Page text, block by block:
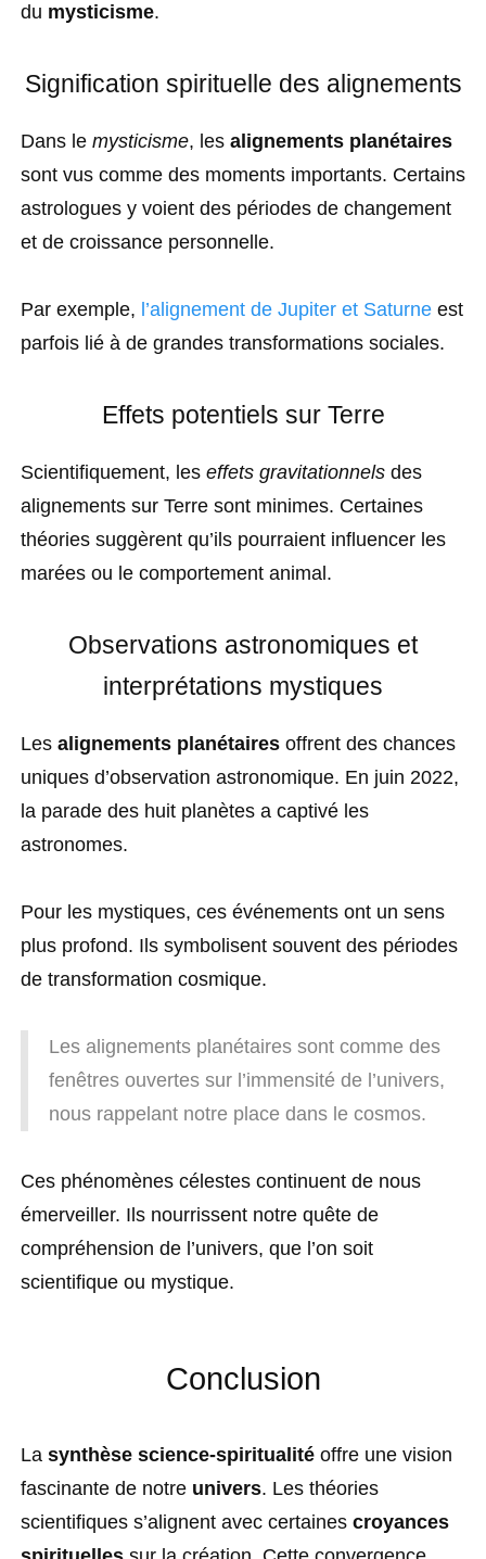
du mysticisme.
Signification spirituelle des alignements
Dans le mysticisme, les alignements planétaires
sont vus comme des moments importants. Certains
astrologues y voient des périodes de changement
et de croissance personnelle.
Par exemple, l’alignement de Jupiter et Saturne est
parfois lié à de grandes transformations sociales.
Effets potentiels sur Terre
Scientifiquement, les effets gravitationnels des
alignements sur Terre sont minimes. Certaines
théories suggèrent qu’ils pourraient influencer les
marées ou le comportement animal.
Observations astronomiques et
interprétations mystiques
Les alignements planétaires offrent des chances
uniques d’observation astronomique. En juin 2022,
la parade des huit planètes a captivé les
astronomes.
Pour les mystiques, ces événements ont un sens
plus profond. Ils symbolisent souvent des périodes
de transformation cosmique.
Les alignements planétaires sont comme des
fenêtres ouvertes sur l’immensité de l’univers,
nous rappelant notre place dans le cosmos.
Ces phénomènes célestes continuent de nous
émerveiller. Ils nourrissent notre quête de
compréhension de l’univers, que l’on soit
scientifique ou mystique.
Conclusion
La synthèse science-spiritualité offre une vision
fascinante de notre univers. Les théories
scientifiques s’alignent avec certaines croyances